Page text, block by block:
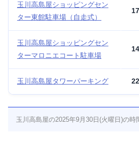
玉川高島屋ショッピングセン
ター東館駐車場（自走式）
玉川高島屋ショッピングセン
ターマロニエコート駐車場
玉川高島屋タワーパーキング
玉川高島屋の2025年9月30日(火曜日)の時